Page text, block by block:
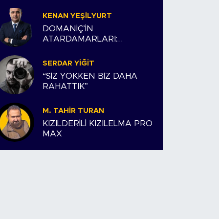
KENAN YEŞILYURT
DOMANİÇ’İN
ATARDAMARLARI:
HİKAYEMİZ
SERDAR YIĞIT
“SİZ YOKKEN BİZ DAHA
RAHATTIK”
M. TAHIR TURAN
KIZILDERİLİ KIZILELMA PRO
MAX